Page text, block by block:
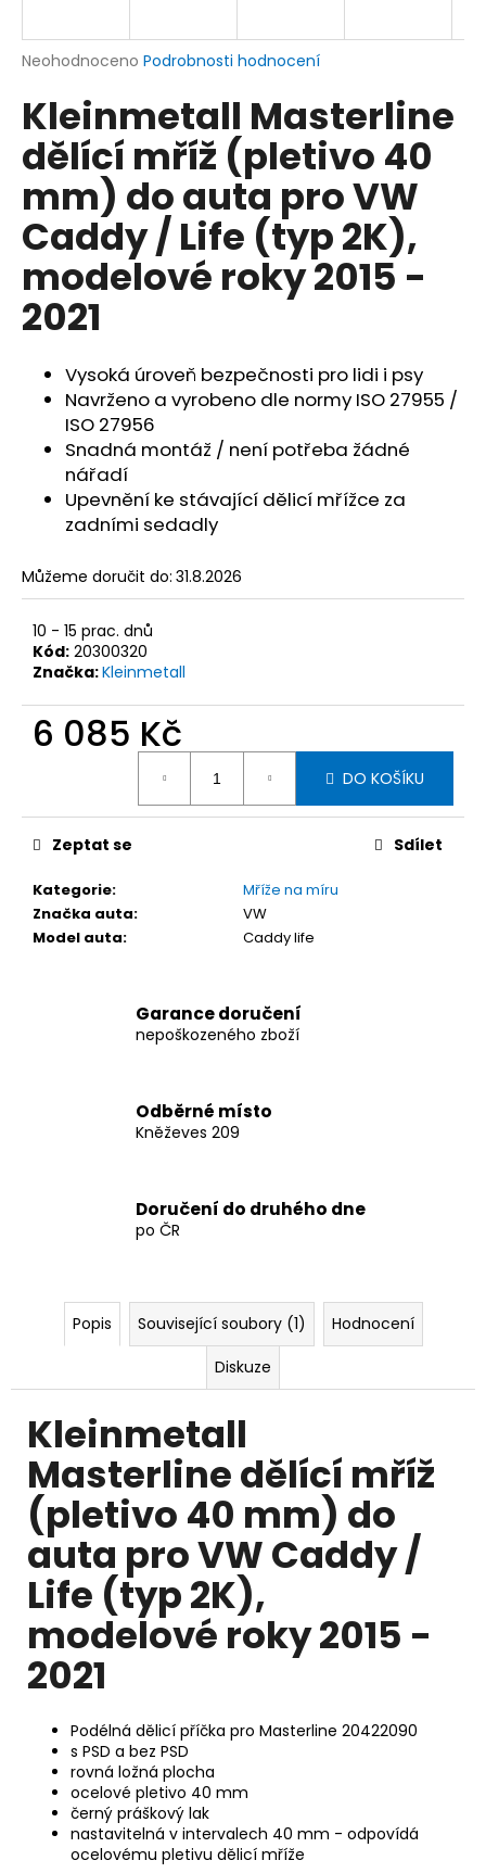
Průměrné
produktu
je
0,0
z
5
hvězdiček.
Neohodnoceno Podrobnosti hodnocení
Kleinmetall Masterline
dělící mříž (pletivo 40
mm) do auta pro VW
Caddy / Life (typ 2K),
modelové roky 2015 -
2021
Vysoká úroveň bezpečnosti pro lidi i psy
Navrženo a vyrobeno dle normy ISO 27955 /
ISO 27956
Snadná montáž / není potřeba žádné
nářadí
Upevnění ke stávající dělicí mřížce za
zadními sedadly
Můžeme doručit do: 31.8.2026
10 - 15 prac. dnů
Kód: 20300320
Značka:Kleinmetall
6 085 Kč
DO KOŠÍKU
Kategorie:
Mříže na míru
Značka auta:
VW
Model auta: Caddy life
Zeptat se Sdílet
Garance doručení
nepoškozeného zboží
Odběrné místo
Kněževes 209
Doručení do druhého dne
po ČR
Popis Související soubory (1)
Hodnocení
Diskuze
Kleinmetall
Masterline dělící mříž
(pletivo 40 mm) do
auta pro VW Caddy /
Life (typ 2K),
modelové roky 2015 -
2021
Podélná dělicí příčka pro Masterline 20422090
s PSD a bez PSD
rovná ložná plocha
ocelové pletivo 40 mm
černý práškový lak
nastavitelná v intervalech 40 mm - odpovídá
ocelovému pletivu dělicí mříže
j
t
?
HLEDAT
m
e
KLEINMETALL
DELUXE
DĚLÍCÍ
MŘÍŽ
145
25
927
Kč